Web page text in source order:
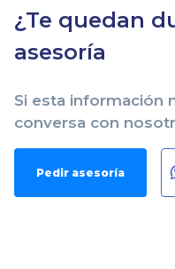
¿Te quedan
asesoría
Si esta información
conversa con
Pedir asesoría